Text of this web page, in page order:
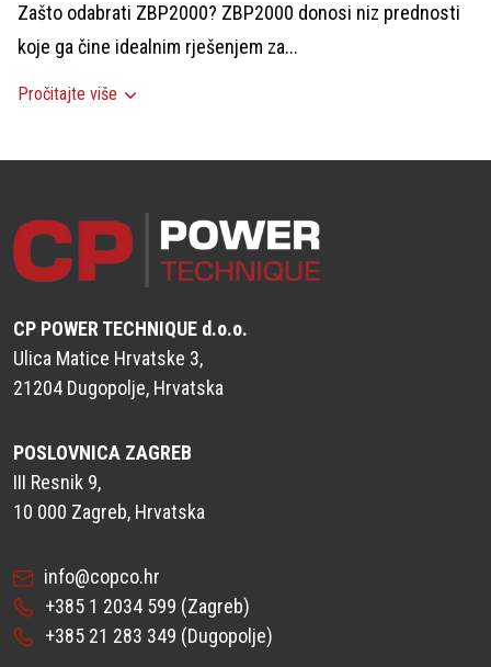
Zašto odabrati ZBP2000? ZBP2000 donosi niz prednosti
koje ga čine idealnim rješenjem za...
Pročitajte više
CP POWER TECHNIQUE d.o.o.
Ulica Matice Hrvatske 3,
21204 Dugopolje, Hrvatska
POSLOVNICA ZAGREB
III Resnik 9,
10 000 Zagreb, Hrvatska
info@copco.hr
+385 1 2034 599 (Zagreb)
+385 21 283 349 (Dugopolje)